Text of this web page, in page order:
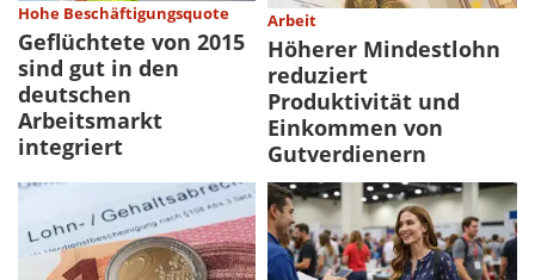
Hohe Beschäftigungsquote
Geflüchtete von 2015
sind gut in den
deutschen
Arbeitsmarkt
integriert
Arbeit
Höherer Mindestlohn
reduziert
Produktivität und
Einkommen von
Gutverdienern